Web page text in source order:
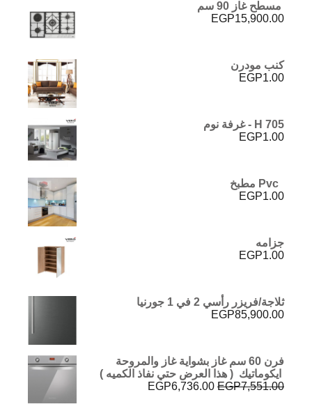
مسطح غاز 90 سم
EGP15,900.00
كنب مودرن
EGP1.00
H 705 - غرفة نوم
EGP1.00
EGP1.00
جزامه
EGP1.00
ثلاجة/فريزر رأسي 2 في 1 جورنيا
EGP85,900.00
فرن 60 سم غاز بشواية غاز والمروحة
ايكوماتيك ( هذا العرض حتي نفاذ الكميه )
EGP7,551.00
السعر
EGP6,736.00